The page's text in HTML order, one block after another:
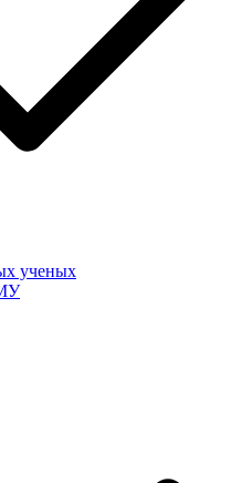
ученых